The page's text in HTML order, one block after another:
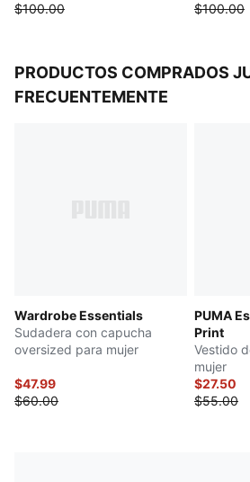
$100.00
$100.00
PRODUCTOS COMPRADOS
FRECUENTEMENTE
Wardrobe Essentials
Sudadera con capucha
oversized para mujer
$47.99
$60.00
PUMA
Print
Vestido
mujer
$27.50
$55.00